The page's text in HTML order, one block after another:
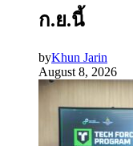
ก.ย.นี้
byKhun Jarin
August 8, 2026